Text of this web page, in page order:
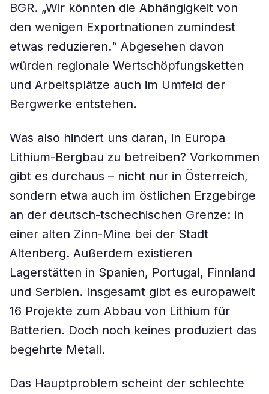
BGR. „Wir könnten die Abhängigkeit von
den wenigen Exportnationen zumindest
etwas reduzieren.“ Abgesehen davon
würden regionale Wertschöpfungsketten
und Arbeitsplätze auch im Umfeld der
Bergwerke entstehen.
Was also hindert uns daran, in Europa
Lithium-Bergbau zu betreiben? Vorkommen
gibt es durchaus – nicht nur in Österreich,
sondern etwa auch im östlichen Erzgebirge
an der deutsch-tschechischen Grenze: in
einer alten Zinn-Mine bei der Stadt
Altenberg. Außerdem existieren
Lagerstätten in Spanien, Portugal, Finnland
und Serbien. Insgesamt gibt es europaweit
16 Projekte zum Abbau von Lithium für
Batterien. Doch noch keines produziert das
begehrte Metall.
Das Hauptproblem scheint der schlechte